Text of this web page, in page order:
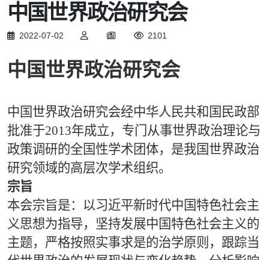
中国世界政治研究会
2022-07-02 2101
中国世界政治研究会
中国世界政治研究会经中华人民共和国民政部
批准于2013年成立，专门从事世界政治理论与
政策调研的全国性学术团体，是我国世界政治
研究领域的高层次学术组织。
宗旨
本会宗旨是：以习近平新时代中国特色社会主
义思想为指导，坚持发展中国特色社会主义的
主题，严格按照实事求是的治学原则，跟踪当